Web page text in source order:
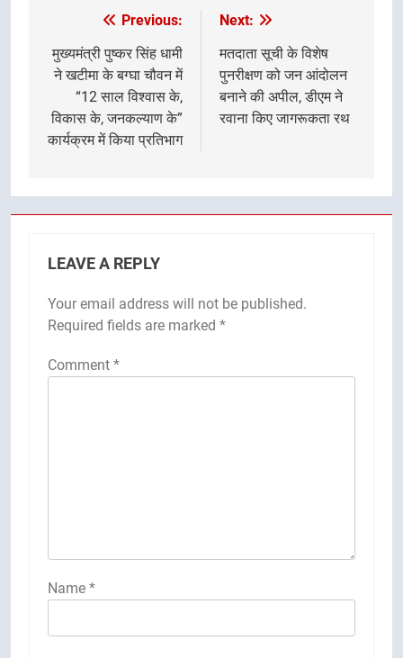
navigation
Previous:
मुख्यमंत्री पुष्कर सिंह धामी
ने खटीमा के बग्घा चौवन में
“12 साल विश्वास के,
विकास के, जनकल्याण के”
कार्यक्रम में किया प्रतिभाग
Next:
मतदाता सूची के विशेष
पुनरीक्षण को जन आंदोलन
बनाने की अपील, डीएम ने
रवाना किए जागरूकता रथ
LEAVE A REPLY
Your email address will not be published.
Required fields are marked *
Comment *
Name *